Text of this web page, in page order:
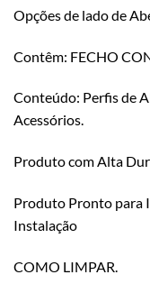
Opções de lado de
Contêm: FECHO
Conteúdo: Perfis de
Acessórios.
Produto com Alta
Produto Pronto para
Instalação
COMO LIMPAR.